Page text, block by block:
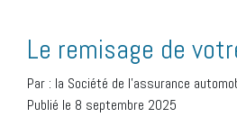
Le remisage de
Par : la Société de l’assurance
Publié le 8 septembre 2025